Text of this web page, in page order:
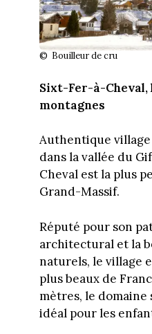
© Bouilleur de cru
Sixt-Fer-à-
montagnes
Authentique
dans la vallée du
Cheval est la plus
Grand-Massif.
Réputé pour son
architectural et la
naturels, le village
plus beaux de
mètres, le domaine
idéal pour les